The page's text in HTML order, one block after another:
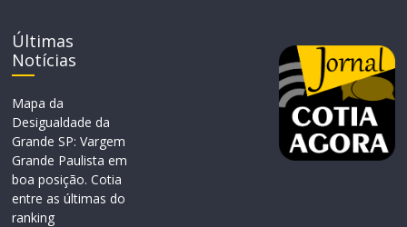
Últimas
Notícias
Mapa da
Desigualdade da
Grande SP: Vargem
Grande Paulista em
boa posição. Cotia
entre as últimas do
ranking